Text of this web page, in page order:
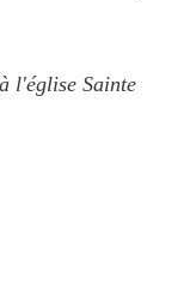
l'église Sainte